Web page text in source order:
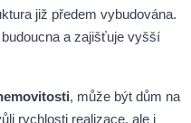
již předem vybudována.
a zajišťuje vyšší
, může být dům na
rychlosti realizace, ale i